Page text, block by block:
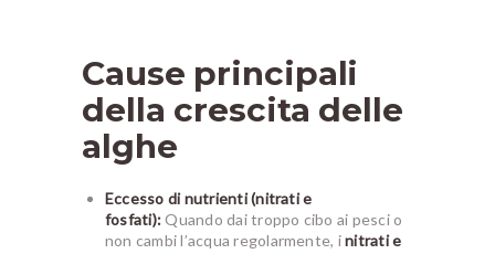
Cause principali
della crescita delle
alghe
Eccesso di nutrienti (nitrati e
fosfati): Quando dai troppo cibo ai pesci o
non cambi l’acqua regolarmente, initrati e